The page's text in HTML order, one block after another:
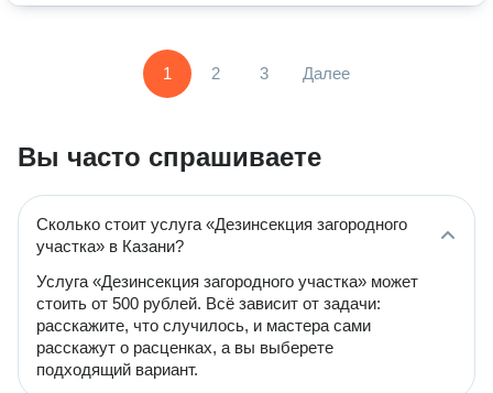
1 2 3 Далее
Вы часто спрашиваете
Сколько стоит услуга «Дезинсекция загородного
участка» в Казани?
Услуга «Дезинсекция загородного участка» может
стоить от 500 рублей. Всё зависит от задачи:
расскажите, что случилось, и мастера сами
расскажут о расценках, а вы выберете
подходящий вариант.